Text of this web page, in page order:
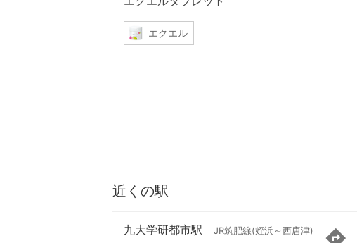
エクエル
近くの駅
九大学研都市駅 JR筑肥線(姪浜～西唐津)